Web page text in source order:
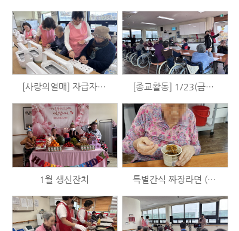
[사랑의열매] 자급자족 홈파밍 - 메리골드 씨앗심기 (2/2) [종교활동] 1/23(금) 예배
1월 생신잔치 특별간식 짜장라면 (1/15)